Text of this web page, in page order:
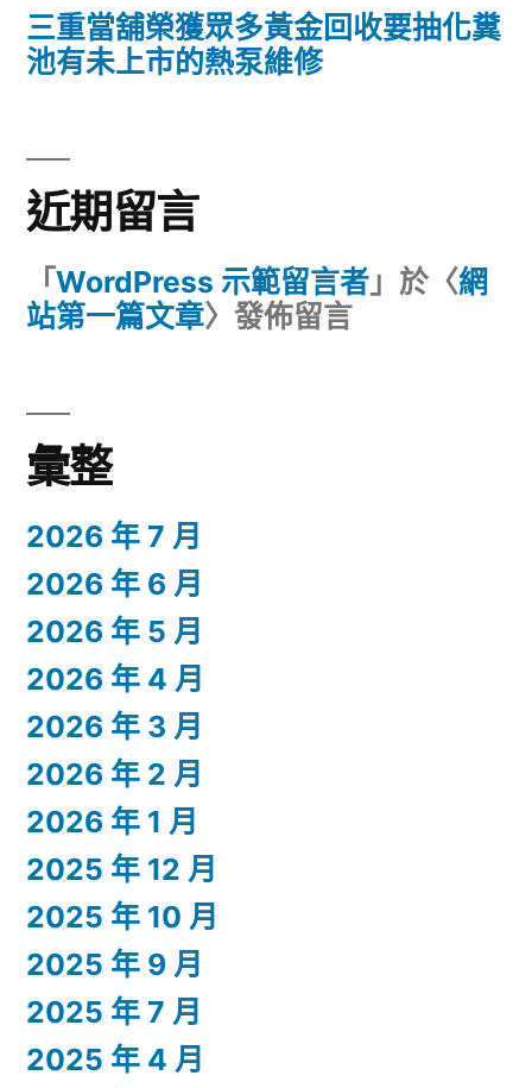
三重當舖榮獲眾多黃金回收要抽化糞
池有未上市的熱泵維修
近期留言
「 WordPress 示範留言者 」於〈網
站第一篇文章〉發佈留言
彙整
2026 年 7 月
2026 年 6 月
2026 年 5 月
2026 年 4 月
2026 年 3 月
2026 年 2 月
2026 年 1 月
2025 年 12 月
2025 年 10 月
2025 年 9 月
2025 年 7 月
2025 年 4 月